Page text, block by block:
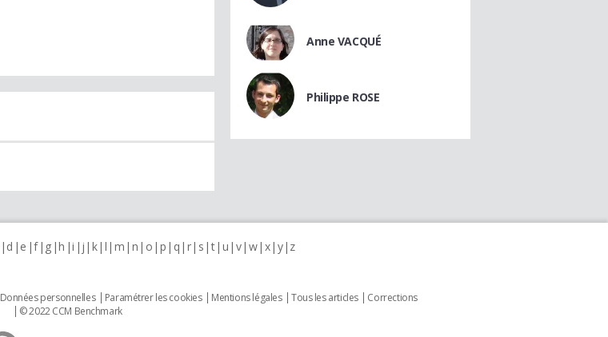
Anne VACQUÉ
Philippe ROSE
d e f g h i j k l m n o p q r s t u v w x y z
Données personnelles Paramétrer les cookies Mentions légales Tous les articles
Corrections
© 2022 CCM Benchmark